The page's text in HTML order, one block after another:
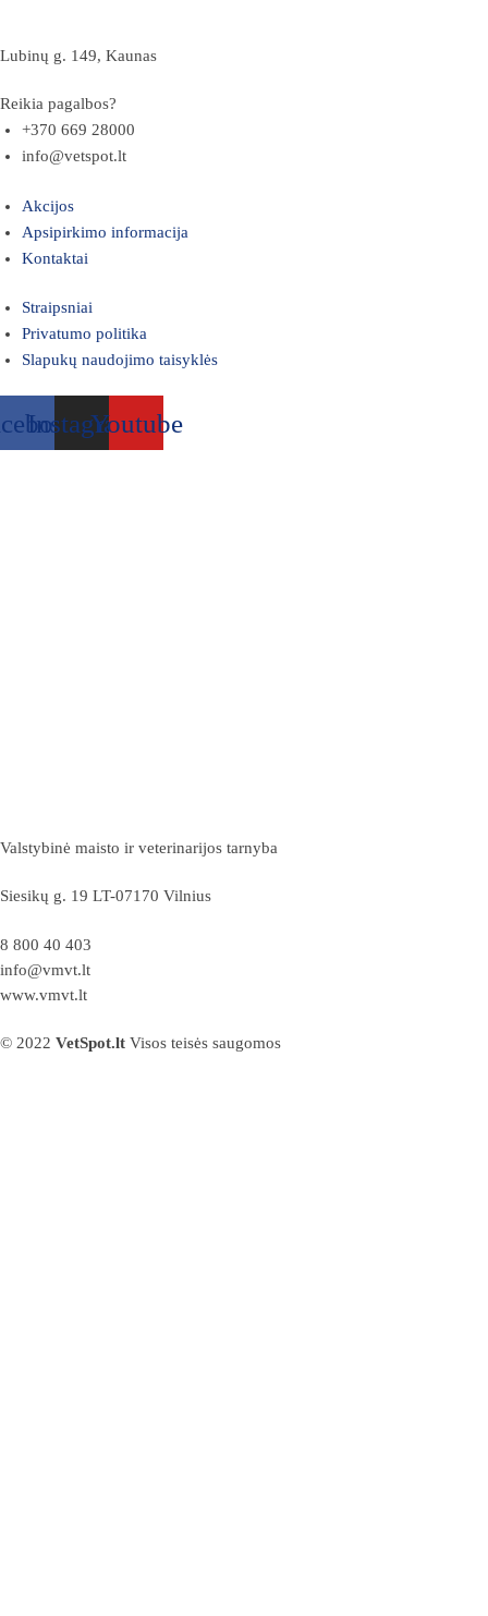
Lubinų g. 149, Kaunas
Reikia pagalbos?
+370 669 28000
info@vetspot.lt
Akcijos
Apsipirkimo informacija
Kontaktai
Straipsniai
Privatumo politika
Slapukų naudojimo taisyklės
InstagramYoutube
Valstybinė maisto ir veterinarijos tarnyba
Siesikų g. 19 LT-07170 Vilnius
8 800 40 403
info@vmvt.lt
www.vmvt.lt
© 2022 VetSpot.lt Visos teisės saugomos